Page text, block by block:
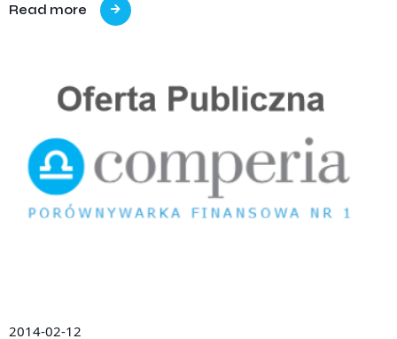
Read more
2014-02-12